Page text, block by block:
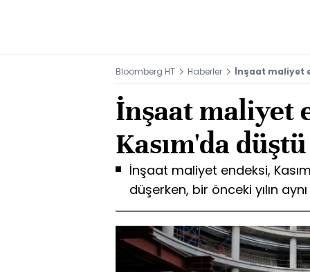
Bloomberg HT Haberler İnşaat maliyet
İnşaat maliyet
Kasım'da düştü
İnşaat maliyet endeksi,
düşerken, bir önceki yılın